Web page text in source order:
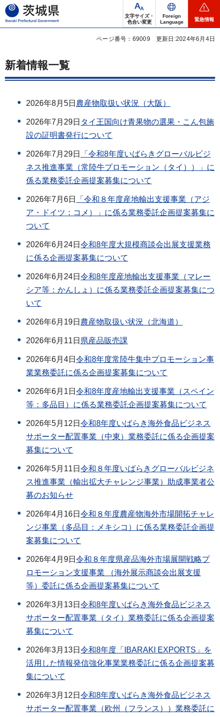
茨城県
文字サイズ・
色合い変更
Foreign
Language
緊急情報
ページ番号：69009 更新日:2024年6月4日
新着情報一覧
2026年8月5日 農産物取扱い状況（大阪）
2026年7月29日 タイ王国向け青果物の選果・こん包施
設の証明書発行について
2026年7月29日
「令和8年度いばらきグローバルビジ
ネス推進事業（常陸牛プロモーション（タイ））」に
係る業務委託企画提案募集について
2026年7月6日
「令和８年度産地輸出支援事業（アジ
ア・ドイツ：コメ）」に係る業務委託企画提案募集に
ついて
2026年6月24日 令和8年度大規模商談会出展支援業務
に係る企画提案募集について
2026年6月24日 令和8年度産地輸出支援事業（マレー
シア等：かんしょ）に係る業務委託企画提案募集につ
いて
2026年6月19日 農産物取扱い状況（北海道）
2026年6月11日 県産品販売課
2026年6月4日 令和8年度常陸牛集中プロモーション事
業業務委託に係る企画提案募集について
2026年6月1日 令和8年度産地輸出支援事業（スペイン
等：多品目）に係る業務委託企画提案募集について
2026年5月12日 令和8年度いばらき海外食品ビジネス
サポーター配置事業（中東）業務委託に係る企画提案
募集について
2026年5月11日 令和８年度いばらきグローバルビジネ
ス推進事業（輸出拡大チャレンジ事業）助成事業者公
募のお知らせ
2026年4月16日 令和８年度農産物海外市場開拓チャレ
ンジ事業（多品目：メキシコ）に係る業務委託企画提
案募集について
2026年4月9日 令和８年度県産品海外市場展開戦略プ
ロモーション支援事業 （海外展示商談会出展支援
等）委託に係る企画提案募集について
2026年3月13日 令和8年度いばらき海外食品ビジネス
サポーター配置事業（タイ）業務委託に係る企画提案
募集について
2026年3月13日 令和8年度「IBARAKI EXPORTS」を
活用した情報発信強化事業業務委託に係る企画提案募
集について
2026年3月12日 令和8年度いばらき海外食品ビジネス
サポーター配置事業（欧州（フランス））業務委託に